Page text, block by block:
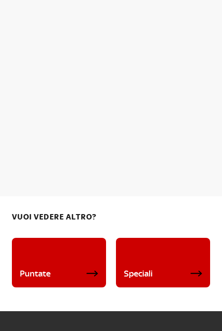
VUOI VEDERE ALTRO?
Puntate Speciali